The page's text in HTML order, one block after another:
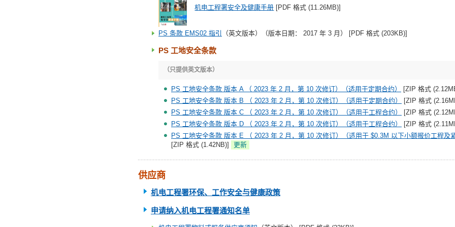
机电工程署安全及健康手册 [PDF 格式 (11.26MB)]
PS 条款 EMS02 指引 （英文版本）（版本日期： 2017 年 3 月） [PDF 格式 (203KB)]
PS 工地安全条款
（只提供英文版本）
PS 工地安全条款 版本 A （ 2023 年 2 月，第 10 次修订）（适用于定期合约）
[ZIP 格式
PS 工地安全条款 版本 B （ 2023 年 2 月，第 10 次修订）（适用于定期合约）
[ZIP 格式
PS 工地安全条款 版本 C （ 2023 年 2 月，第 10 次修订）（适用于工程合约）
[ZIP 格式
PS 工地安全条款 版本 D （ 2023 年 2 月，第 10 次修订）（适用于工程合约）
[ZIP 格式
PS 工地安全条款 版本 E （ 2023 年 2 月，第 10 次修订）（适用于 $0.3M 以下小额报价工程及
[ZIP 格式 (1.42NB)]
更新
供应商
机电工程署环保、工作安全与健康政策
申请纳入机电工程署通知名单